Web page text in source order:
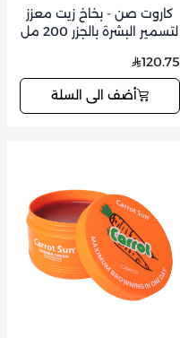
كاروت صن - بخاخ زيت معزز
لتسمير البشرة بالجزر 200 مل
120.75
أضف الى السلة